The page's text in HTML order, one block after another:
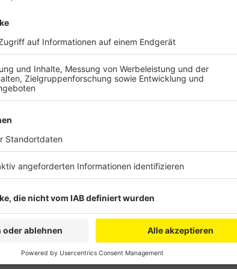
Der Coronafall war nach einer Versammlung der
der in der Schulaula organisatorische Fragen zum
Mitschüler mussten danach in Quarantäne – die erste
Versammlung waren aus. Allerdings konnten sich die
Abiturprüfung frei-testen.
Anzeige